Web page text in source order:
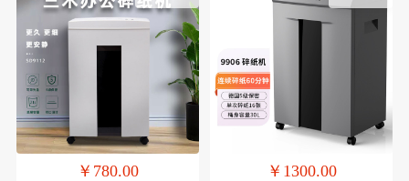
￥780.00 ￥1300.00